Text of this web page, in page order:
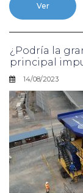
Ver
¿Podría la
principal
14/08/2023